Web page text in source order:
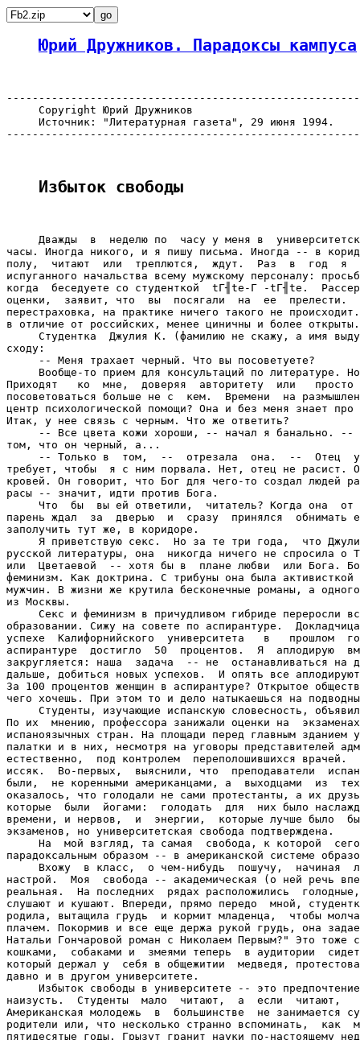
Юрий Дружников. Парадоксы кампуса
     Copyright Юрий Дружников
     Источник: "Литературная газета", 29 июня 1994.
Избыток свободы
Дважды  в  неделю по  часу у меня в
часы. Иногда никого, и я пишу письма. Иногда -- в
полу,  читают  или  треплются,  ждут.  Раз  в  год  я
испуганного начальства всему мужскому персоналу:
когда  беседуете со студенткой  tГ╢te-Г -tГ╢te.
оценки,  заявит, что  вы  посягали  на  ее  прелести.
перестраховка, на практике ничего такого не
в отличие от российских, менее циничны и более открыты.
Студентка  Джулия К. (фамилию не скажу, а имя
сходу:
     -- Меня трахает черный. Что вы посоветуете?
Вообще-то прием для консультаций по литературе.
Приходят   ко  мне,  доверяя  авторитету  или
посоветоваться больше не с  кем.  Времени  на
центр психологической помощи? Она и без меня знает
Итак, у нее связь с черным. Что же ответить?
-- Все цвета кожи хороши, -- начал я банально. --
том, что он черный, а...
-- Только в  том,  --  отрезала  она.  --  Отец
требует, чтобы  я с ним порвала. Нет, отец не расист.
кровей. Он говорит, что Бог для чего-то создал людей
расы -- значит, идти против Бога.
Что  бы  вы ей ответили,  читатель? Когда она  от
парень ждал  за  дверью  и  сразу  принялся  обнимать
заполучить тут же, в коридоре.
Я приветствую секс.  Но за те три года,  что
русской литературы, она  никогда ничего не спросила о
или  Цветаевой  -- хотя бы в  плане любви  или Бога.
феминизм. Как доктрина. С трибуны она была активисткой
мужчин. В жизни же крутила бесконечные романы, а
из Москвы.
Секс и феминизм в причудливом гибриде переросли
образовании. Сижу на совете по аспирантуре.
успехе  Калифорнийского  университета   в   прошлом
аспирантуре  достигло  50  процентов.  Я  аплодирую
закругляется: наша  задача  -- не  останавливаться на
дальше, добиться новых успехов.  И опять все
За 100 процентов женщин в аспирантуре? Открытое
чего хочешь. При этом то и дело натыкаешься на
Студенты, изучающие испанскую словесность,
По их  мнению, профессора занижали оценки на
испаноязычных стран. На площади перед главным зданием
палатки и в них, несмотря на уговоры представителей
естественно,  под контролем  переполошившихся врачей.
иссяк.  Во-первых,  выяснили, что  преподаватели
были,  не коренными американцами, а  выходцами  из
оказалось, что голодали не сами протестанты, а их
которые  были  йогами:  голодать  для  них было
времени, и нервов,  и  энергии,  которые лучше было
экзаменов, но университетская свобода подтверждена.
На  мой взгляд, та самая  свобода, к которой
парадоксальным образом -- в американской системе
Вхожу  в класс,  о чем-нибудь  пошучу,  начиная
настрой.  Моя  свобода -- академическая (о ней речь
реальная.  На последних  рядах расположились
слушают и кушают. Впереди, прямо передо  мной,
родила, вытащила грудь  и кормит младенца,  чтобы
плачем. Покормив и все еще держа рукой грудь, она
Натальи Гончаровой роман с Николаем Первым?" Это тоже
кошками,  собаками и  змеями теперь  в аудитории
который держал у  себя в общежитии  медведя,
давно и в другом университете.
Избыток свободы в университете -- это
наизусть.  Студенты  мало  читают,  а  если  читают,
Американская молодежь  в  большинстве  не занимается
родители или, что несколько странно вспоминать,  как
пятидесятые годы. Грызут гранит науки по-настоящему